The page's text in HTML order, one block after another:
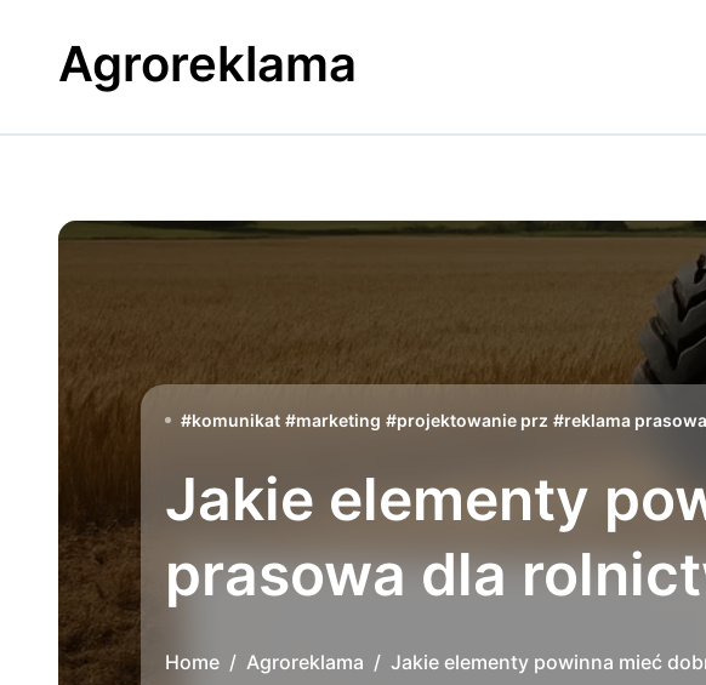
contentAgroreklama
#komunikat #marketing #projektowanie prz #reklama prasowa
Jakie elementy
prasowa dla
Home Agroreklama Jakie elementy powinna mieć